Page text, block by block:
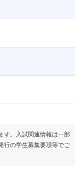
す。入試関連情報は一部
行の学生募集要項等でご